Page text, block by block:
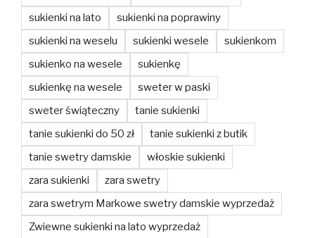
sukienki na lato
sukienki na poprawiny
sukienki na weselu
sukienki wesele
sukienkom
sukienko na wesele
sukienkę
sukienkę na wesele
sweter w paski
sweter świąteczny
tanie sukienki
tanie sukienki do 50 zł
tanie sukienki z butik
tanie swetry damskie
włoskie sukienki
zara sukienki
zara swetry
zara swetrym Markowe swetry damskie wyprzedaż
Zwiewne sukienki na lato wyprzedaż